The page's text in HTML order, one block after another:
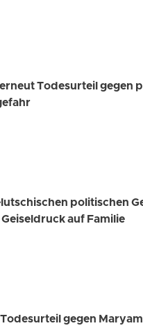
Todesurteil gegen
politischen
auf Familie
gegen